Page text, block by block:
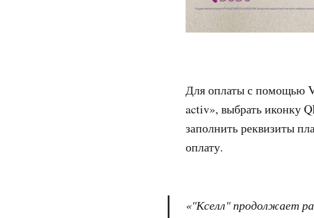
Для оплаты с помощью
activ», выбрать иконку
заполнить реквизиты
оплату.
«"Кселл" продолжает